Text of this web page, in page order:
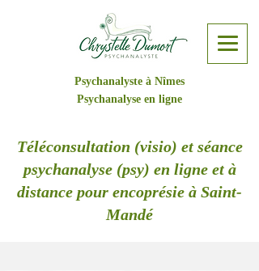
Psychanalyste à Nîmes
Psychanalyse en ligne
Téléconsultation (visio) et séance
psychanalyse (psy) en ligne et à
distance pour encoprésie à Saint-
Mandé